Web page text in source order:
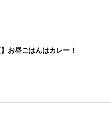
】お昼ごはんはカレー！